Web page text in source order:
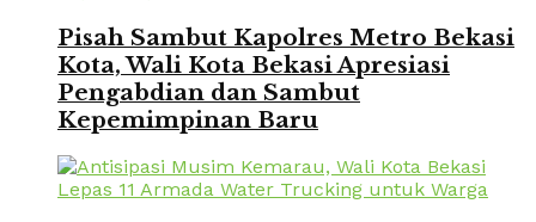
Pisah Sambut Kapolres Metro Bekasi
Kota, Wali Kota Bekasi Apresiasi
Pengabdian dan Sambut
Kepemimpinan Baru